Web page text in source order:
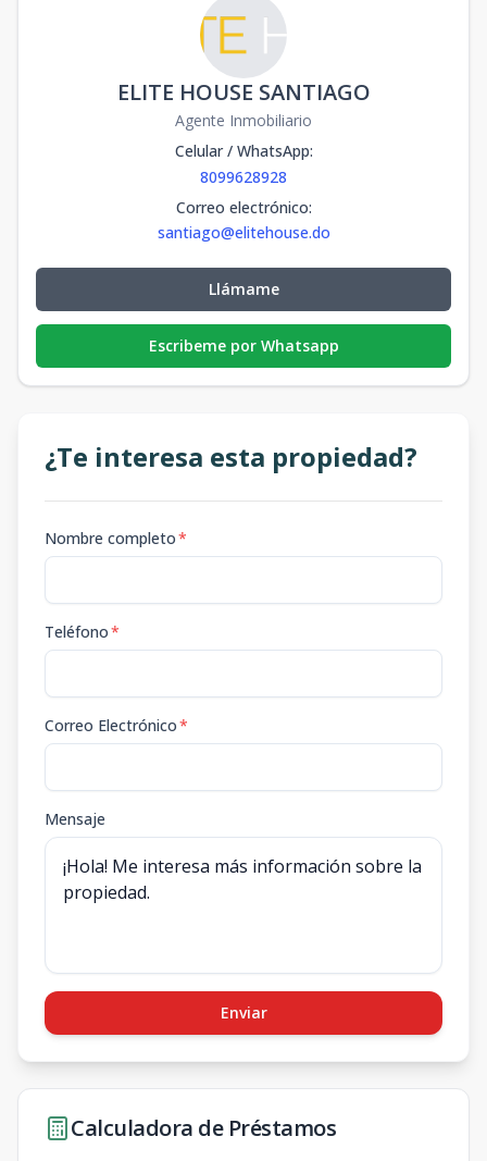
ELITE HOUSE SANTIAGO
Agente Inmobiliario
Celular / WhatsApp:
8099628928
Correo electrónico:
santiago@elitehouse.do
Llámame
Escribeme por Whatsapp
¿Te interesa esta propiedad?
Nombre completo*
Teléfono*
Correo Electrónico*
Mensaje
Enviar
Calculadora de Préstamos